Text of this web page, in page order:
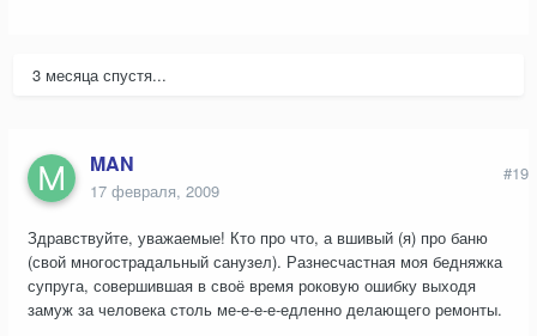
3 месяца спустя...
MAN
17 февраля, 2009
#19
Здравствуйте, уважаемые! Кто про что, а вшивый (я) про баню
(свой многострадальный санузел). Разнесчастная моя бедняжка
супруга, совершившая в своё время роковую ошибку выходя
замуж за человека столь ме-е-е-е-едленно делающего ремонты.